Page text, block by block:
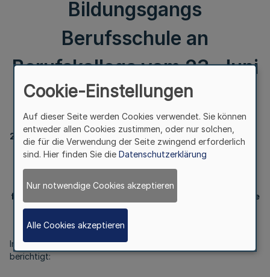
Bildungsgangs
Berufsschule an
Berufskollegs vom 23. Juni
2000 (GV. NRW. S. 554)
223
Berichtigung der Verordnung
über die Bildung von regierungsbezirksübergreifenden
Schulbezirken
für Bezirksfachklassen des Bildungsgangs Berufsschule
an Berufskollegs
vom 23. Juni 2000 (
In derAnlagewerden zwei Schulbezeichnungen wie folgt
berichtigt:
Cookie-Einstellungen
Auf dieser Seite werden Cookies verwendet. Sie können
entweder allen Cookies zustimmen, oder nur solchen,
die für die Verwendung der Seite zwingend erforderlich
sind. Hier finden Sie die Datenschutzerklärung
Nur notwendige Cookies akzeptieren
Alle Cookies akzeptieren